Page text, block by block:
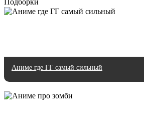
Подборки
Аниме где ГГ самый сильный